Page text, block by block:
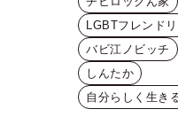
LGBTフレンド
バビ江ノビッチ
しんたか
自分らしく生き